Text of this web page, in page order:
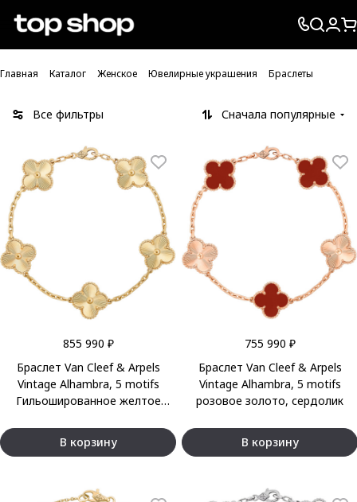
Проверка хлебных крошек
Главная Каталог Женское Ювелирные украшения Браслеты
Все фильтры Сначала популярные
855 990 ₽
Браслет Van Cleef & Arpels
Vintage Alhambra, 5 motifs
Гильошированное желтое
В корзину
755 990 ₽
Браслет Van Cleef & Arpels
Vintage Alhambra, 5 motifs
розовое золото, сердолик
В корзину